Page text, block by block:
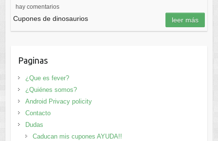
hay comentarios
Cupones de dinosaurios leer más
Paginas
¿Que es fever?
¿Quiénes somos?
Android Privacy policity
Contacto
Dudas
Caducan mis cupones AYUDA!!